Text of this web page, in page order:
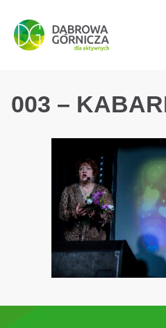
PRZEJDŹ DO MENU
PRZEJDŹ DO
PRZEJDŹ DO TREŚCI
003 –